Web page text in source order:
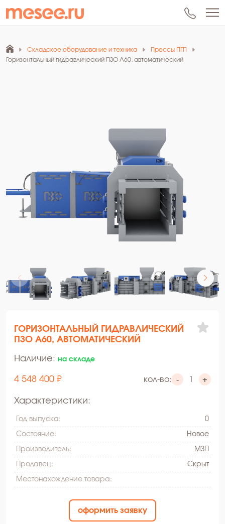
Складское оборудование и техника
Прессы ПГП
Горизонтальный гидравлический ПЗО А60, автоматический
ГОРИЗОНТАЛЬНЫЙ ГИДРАВЛИЧЕСКИЙ
ПЗО А60, АВТОМАТИЧЕСКИЙ
Наличие: на складе
4 548 400 ₽ кол-во: - +
Характеристики:
Год выпуска: 0
Состояние: Hовое
Производитель: МЗП
Продавец: Скрыт
Местонахождение товара:
оформить заявку